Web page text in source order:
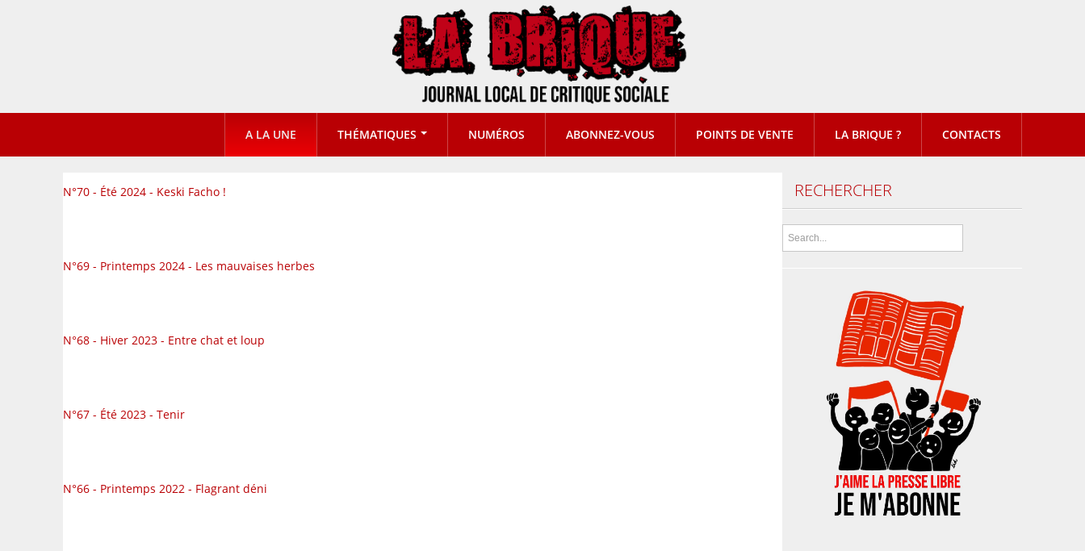
A LA UNE THÉMATIQUES NUMÉROS ABONNEZ-VOUS POINTS DE VENTE LA BRIQUE ? CONTACTS
N°70 - Été 2024 - Keski Facho !
N°69 - Printemps 2024 - Les mauvaises herbes
N°68 - Hiver 2023 - Entre chat et loup
N°67 - Été 2023 - Tenir
N°66 - Printemps 2022 - Flagrant déni
RECHERCHER